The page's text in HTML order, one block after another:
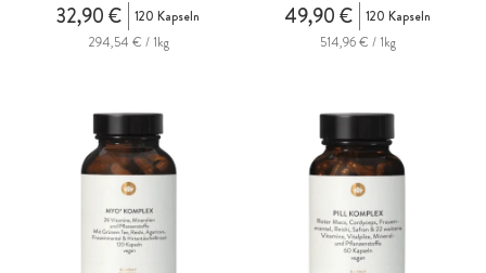
32,90 €
120 Kapseln
294,54 € / 1kg
49,90 €
120 Kapseln
514,96 € / 1kg